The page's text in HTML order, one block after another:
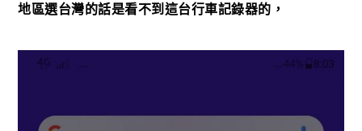
地區選台灣的話是看不到這台行車記錄器的，